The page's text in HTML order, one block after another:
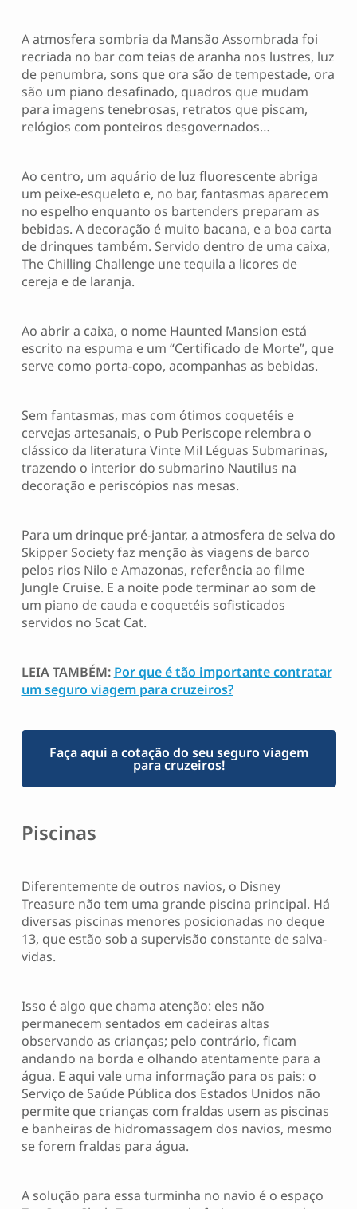
A atmosfera sombria da Mansão Assombrada foi
recriada no bar com teias de aranha nos lustres, luz
de penumbra, sons que ora são de tempestade, ora
são um piano desafinado, quadros que mudam
para imagens tenebrosas, retratos que piscam,
relógios com ponteiros desgovernados…
Ao centro, um aquário de luz fluorescente abriga
um peixe-esqueleto e, no bar, fantasmas aparecem
no espelho enquanto os bartenders preparam as
bebidas. A decoração é muito bacana, e a boa carta
de drinques também. Servido dentro de uma caixa,
The Chilling Challenge une tequila a licores de
cereja e de laranja.
Ao abrir a caixa, o nome Haunted Mansion está
escrito na espuma e um “Certificado de Morte”, que
serve como porta-copo, acompanhas as bebidas.
Sem fantasmas, mas com ótimos coquetéis e
cervejas artesanais, o Pub Periscope relembra o
clássico da literatura Vinte Mil Léguas Submarinas,
trazendo o interior do submarino Nautilus na
decoração e periscópios nas mesas.
Para um drinque pré-jantar, a atmosfera de selva do
Skipper Society faz menção às viagens de barco
pelos rios Nilo e Amazonas, referência ao filme
Jungle Cruise. E a noite pode terminar ao som de
um piano de cauda e coquetéis sofisticados
servidos no Scat Cat.
LEIA TAMBÉM: Por que é tão importante contratar
um seguro viagem para cruzeiros?
Faça aqui a cotação do seu seguro viagem
para cruzeiros!
Piscinas
Diferentemente de outros navios, o Disney
Treasure não tem uma grande piscina principal. Há
diversas piscinas menores posicionadas no deque
13, que estão sob a supervisão constante de salva-
vidas.
Isso é algo que chama atenção: eles não
permanecem sentados em cadeiras altas
observando as crianças; pelo contrário, ficam
andando na borda e olhando atentamente para a
água. E aqui vale uma informação para os pais: o
Serviço de Saúde Pública dos Estados Unidos não
permite que crianças com fraldas usem as piscinas
e banheiras de hidromassagem dos navios, mesmo
se forem fraldas para água.
A solução para essa turminha no navio é o espaço